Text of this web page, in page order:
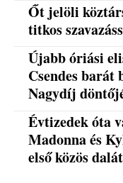
Őt jelöli
titkos
Újabb óriási
Csendes
Nagydíj
Évtizedek óta
Madonna és
első közös dalát